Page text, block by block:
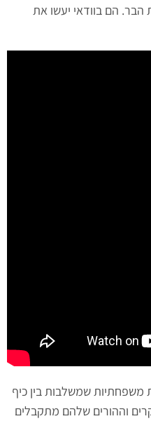
הבר. הם בוודאי יעשו את
משפחתיות שמשלבות בין כיף
וההורים שלהם מתקבלים